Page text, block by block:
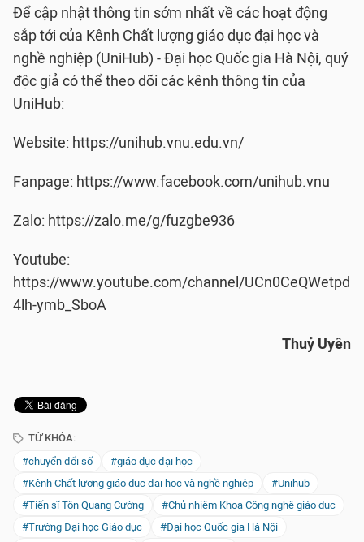
Để cập nhật thông tin sớm nhất về các hoạt động
sắp tới của Kênh Chất lượng giáo dục đại học và
nghề nghiệp (UniHub) - Đại học Quốc gia Hà Nội, quý
độc giả có thể theo dõi các kênh thông tin của
UniHub:
Website: https://unihub.vnu.edu.vn/
Fanpage: https://www.facebook.com/unihub.vnu
Zalo: https://zalo.me/g/fuzgbe936
Youtube:
https://www.youtube.com/channel/UCn0CeQWetpd
4lh-ymb_SboA
Thuỷ Uyên
TỪ KHÓA:
#chuyển đổi số
#giáo dục đại học
#Kênh Chất lượng giáo dục đại học và nghề nghiệp
#Unihub
#Tiến sĩ Tôn Quang Cường
#Chủ nhiệm Khoa Công nghệ giáo dục
#Trường Đại học Giáo dục
#Đại học Quốc gia Hà Nội